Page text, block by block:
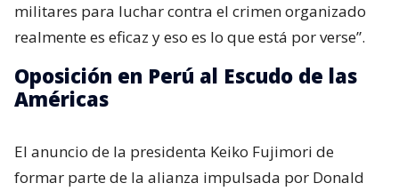
militares para luchar contra el crimen organizado
realmente es eficaz y eso es lo que está por verse”.
Oposición en Perú al Escudo de las
Américas
El anuncio de la presidenta Keiko Fujimori de
formar parte de la alianza impulsada por Donald